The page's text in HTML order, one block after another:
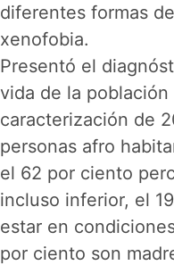
diferentes formas
xenofobia.
Presentó el
vida de la
caracterización de
personas afro
el 62 por ciento
incluso inferior, el
estar en
por ciento son